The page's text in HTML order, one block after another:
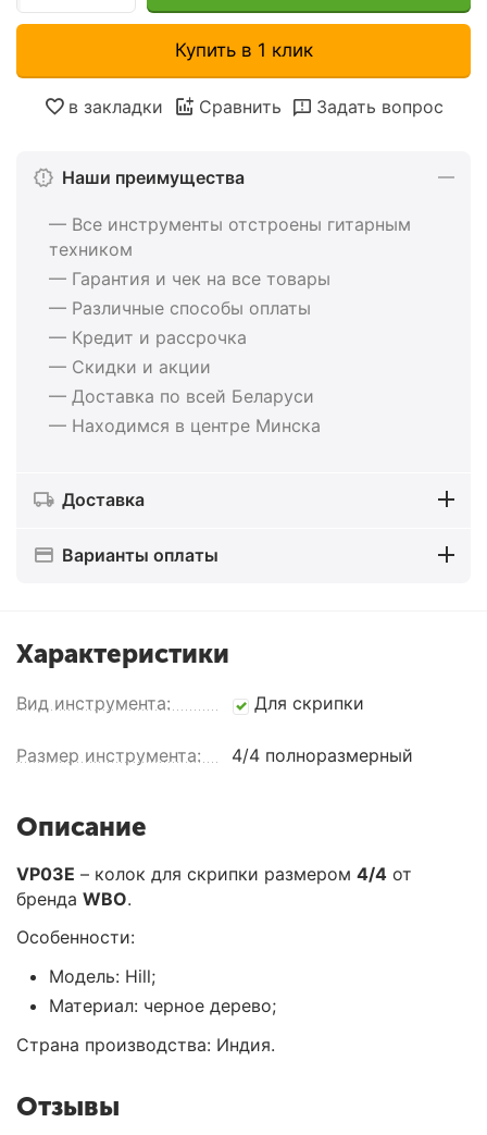
Купить в 1 клик
в закладки Сравнить Задать вопрос
Наши преимущества
— Все инструменты отстроены гитарным
техником
— Гарантия и чек на все товары
— Различные способы оплаты
— Кредит и рассрочка
— Скидки и акции
— Доставка по всей Беларуси
— Находимся в центре Минска
Доставка
Варианты оплаты
Характеристики
Вид инструмента: Для скрипки
Размер инструмента: 4/4 полноразмерный
Описание
VP03E – колок для скрипки размером 4/4 от
бренда WBO.
Особенности:
Модель: Hill;
Материал: черное дерево;
Страна производства: Индия.
Отзывы